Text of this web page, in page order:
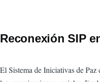
a
navegación
Reconexión SIP
El Sistema de Iniciativas de